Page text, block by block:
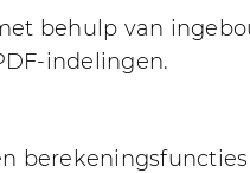
behulp van
indelingen.